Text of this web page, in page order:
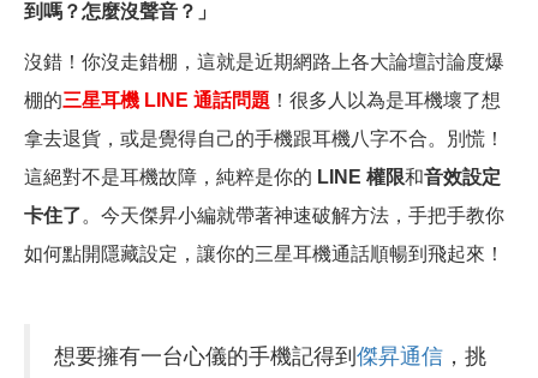
到嗎？怎麼沒聲音？」
沒錯！你沒走錯棚，這就是近期網路上各大論壇討論度爆
棚的三星耳機 LINE 通話問題 ！很多人以為是耳機壞了想
拿去退貨，或是覺得自己的手機跟耳機八字不合。別慌！
這絕對不是耳機故障，純粹是你的 LINE 權限和音效設定
卡住了。今天傑昇小編就帶著神速破解方法，手把手教你
如何點開隱藏設定，讓你的三星耳機通話順暢到飛起來！
想要擁有一台心儀的手機記得到傑昇通信 ，挑